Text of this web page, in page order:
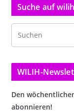
Suche auf
WILIH-
Den
abonnieren!